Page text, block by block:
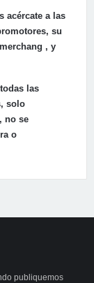
acércate a las
su
, y
las
solo
no se
o
publiquemos